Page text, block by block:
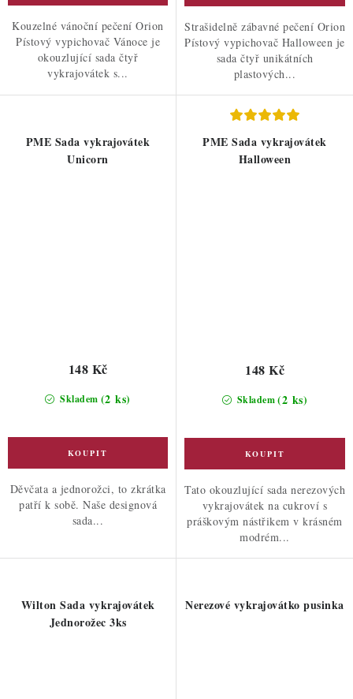
Kouzelné vánoční pečení Orion
Pístový vypichovač Vánoce je
okouzlující sada čtyř
vykrajovátek s...
Strašidelně zábavné pečení Orion
Pístový vypichovač Halloween je
sada čtyř unikátních
plastových...
PME Sada vykrajovátek
Unicorn
Skladem (2 ks)
148 Kč
Děvčata a jednorožci, to zkrátka
patří k sobě. Naše designová
sada...
PME Sada vykrajovátek
Halloween
Skladem(2 ks)
148 Kč
Tato okouzlující sada nerezových
vykrajovátek na cukroví s
práškovým nástřikem v krásném
modrém...
Wilton Sada vykrajovátek
Jednorožec 3ks
Nerezové vykrajovátko pusinka